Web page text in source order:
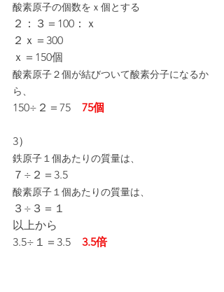
酸素原子の個数をｘ個とする
２：３＝100：ｘ
２ｘ＝300
ｘ＝150個
酸素原子２個が結びついて酸素分子になるか
ら、
150÷２＝75 75個
3）
鉄原子１個あたりの質量は、
７÷２＝3.5
酸素原子１個あたりの質量は、
３÷３＝１
以上から
3.5÷１＝3.5 3.5倍